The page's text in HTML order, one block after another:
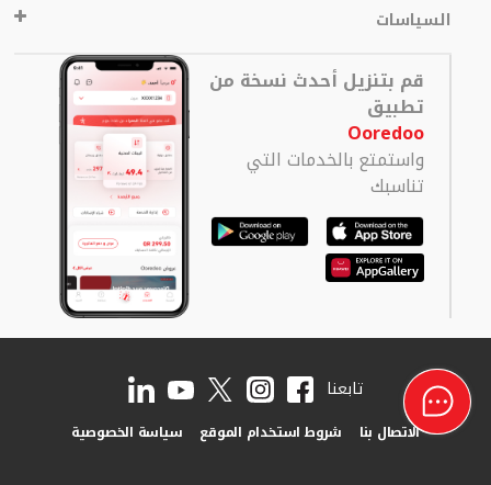
السياسات
قم بتنزيل أحدث نسخة من
تطبيق
Ooredoo
واستمتع بالخدمات التي
تناسبك
تابعنا
الاتصال بنا شروط استخدام الموقع سياسة الخصوصية